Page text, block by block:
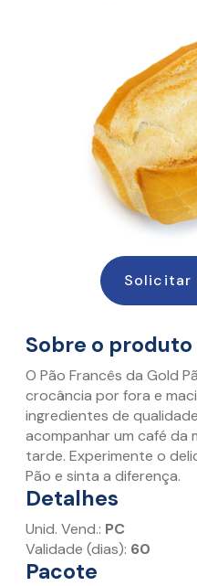
Solicitar
Sobre o produto
O Pão Francês da Gold
crocância por fora e
ingredientes de
acompanhar um café da
tarde. Experimente o
Pão e sinta a diferença.
Detalhes
Unid. Vend.: PC
Validade (dias): 60
Pacote